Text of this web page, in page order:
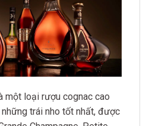
một loại rượu cognac cao
trái nho tốt nhất, được